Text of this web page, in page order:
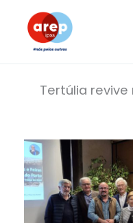
content
Tertúlia